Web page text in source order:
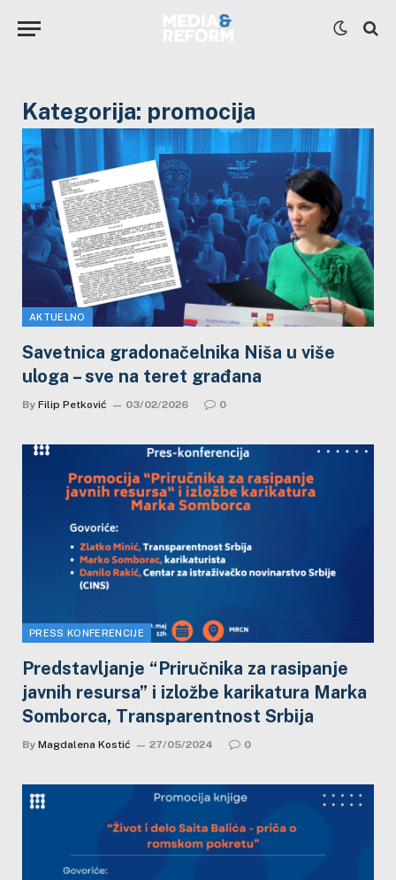
Kategorija: promocija
AKTUELNO
Savetnica gradonačelnika Niša u više
uloga – sve na teret građana
By Filip Petković 03/02/2026 0
PRESS KONFERENCIJE
Predstavljanje “Priručnika za rasipanje
javnih resursa” i izložbe karikatura Marka
Somborca, Transparentnost Srbija
By Magdalena Kostić 27/05/2024 0